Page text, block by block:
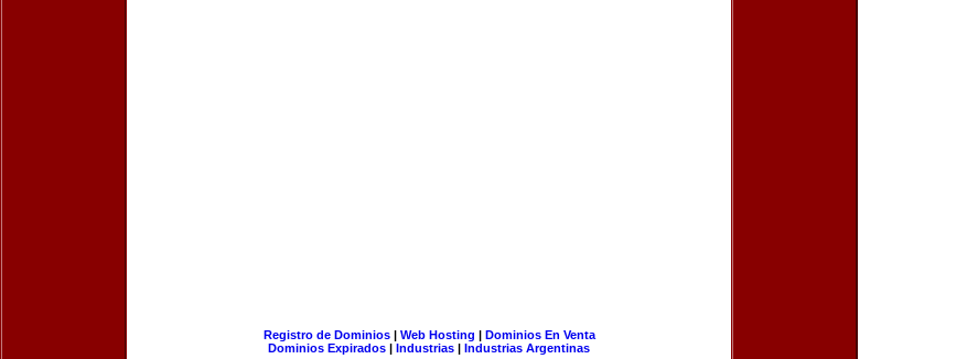
Registro de Dominios| Web Hosting | Dominios En Venta
Dominios Expirados | Industrias | Industrias Argentinas